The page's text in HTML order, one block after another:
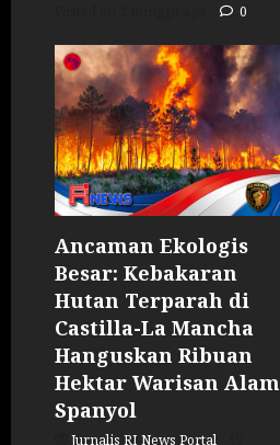
0
Ancaman Ekologis
Besar: Kebakaran
Hutan Terparah di
Castilla-La Mancha
Hanguskan Ribuan
Hektar Warisan Alam
Spanyol
Jurnalis RI News Portal